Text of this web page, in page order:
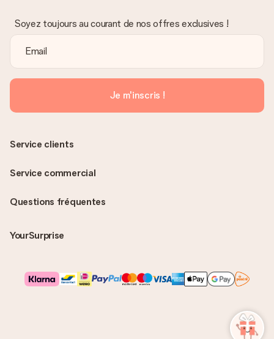
Soyez toujours au courant de nos offres exclusives !
Je m'inscris !
Questions fréquentes
YourSurprise
Service clients
Service commercial